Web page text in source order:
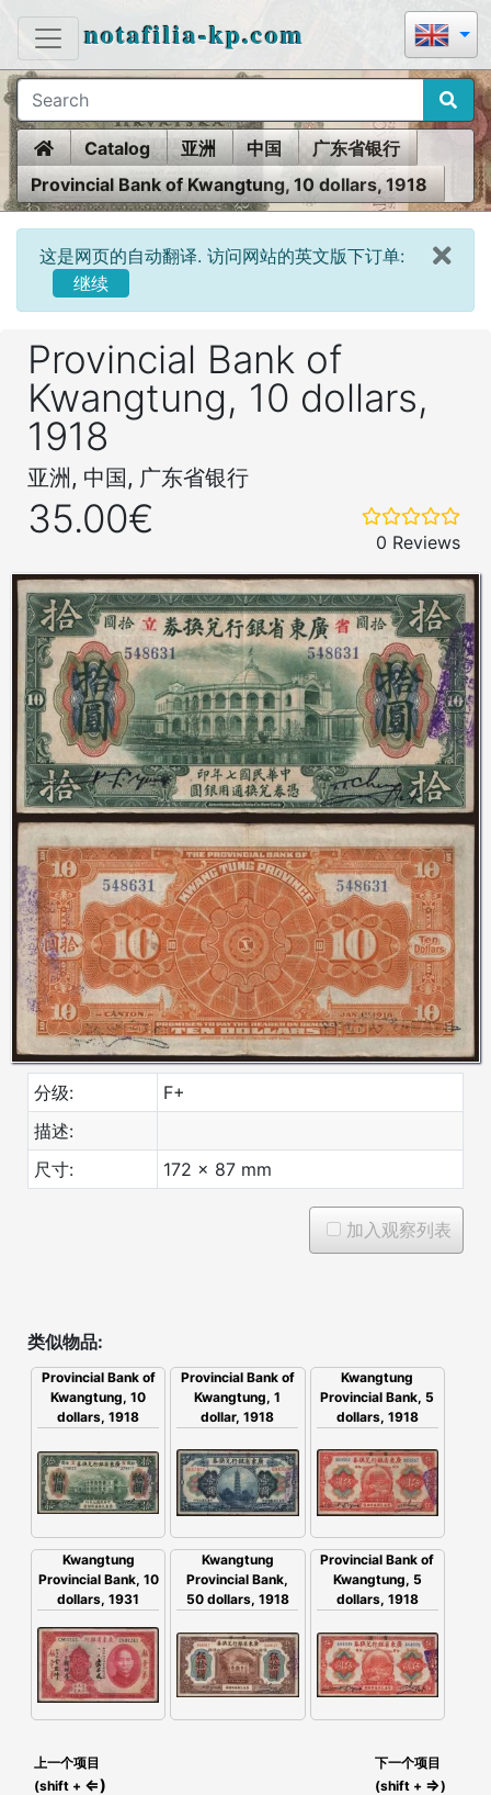
notafilia-kp.com
HomeCatalog 亚洲 中国
广东省银行
Provincial Bank of Kwangtung, 10 dollars, 1918
这是网页的自动翻译. 访问网站的英文版下订单:
继续
Provincial Bank of
Kwangtung, 10 dollars,
1918
亚洲, 中国, 广东省银行
35.00€
0 Reviews
分级:
F+
描述:
尺寸:
172 x 87 mm
加入观察列表
类似物品:
Provincial Bank of
Kwangtung, 10
dollars, 1918
Provincial Bank of
Kwangtung, 1
dollar, 1918
Kwangtung
Provincial Bank, 5
dollars, 1918
Kwangtung
Provincial Bank, 10
dollars, 1931
Kwangtung
Provincial Bank,
50 dollars, 1918
Provincial Bank of
Kwangtung, 5
dollars, 1918
上一个项目
(shift + ⇐)
下一个项目
(shift + ⇒)